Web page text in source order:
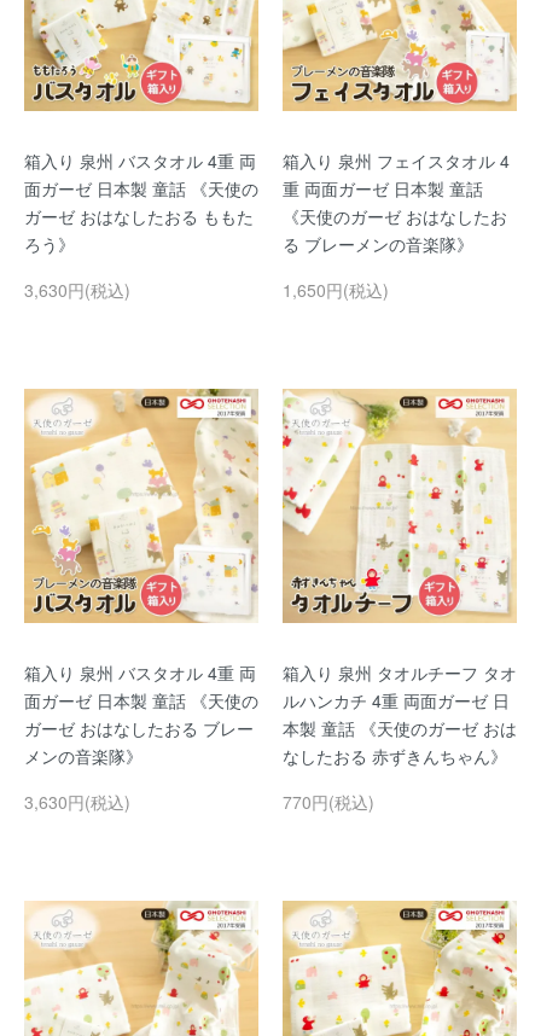
箱入り 泉州 バスタオル 4重 両
面ガーゼ 日本製 童話 《天使の
ガーゼ おはなしたおる ももた
ろう》
3,630円(税込)
箱入り 泉州 フェイスタオル 4
重 両面ガーゼ 日本製 童話
《天使のガーゼ おはなしたお
る ブレーメンの音楽隊》
1,650円(税込)
箱入り 泉州 バスタオル 4重 両
面ガーゼ 日本製 童話 《天使の
ガーゼ おはなしたおる ブレー
メンの音楽隊》
3,630円(税込)
箱入り 泉州 タオルチーフ タオ
ルハンカチ 4重 両面ガーゼ 日
本製 童話 《天使のガーゼ おは
なしたおる 赤ずきんちゃん》
770円(税込)